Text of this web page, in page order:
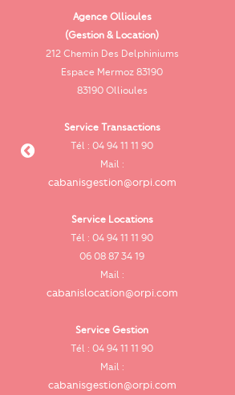
Agence Ollioules
(Gestion & Location)
212 Chemin Des Delphiniums
Espace Mermoz 83190
83190 Ollioules
Service Transactions
Tél : 04 94 11 11 90
Mail :
cabanisgestion@orpi.com
Service Locations
Tél : 04 94 11 11 90
06 08 87 34 19
Mail :
cabanislocation@orpi.com
Service Gestion
Tél : 04 94 11 11 90
Mail :
cabanisgestion@orpi.com